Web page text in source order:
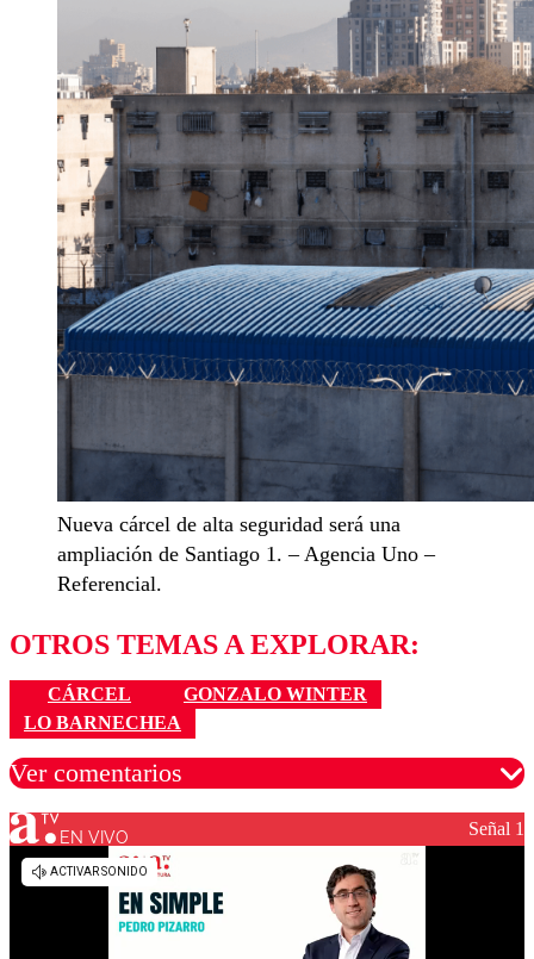
Nueva cárcel de alta seguridad será una
ampliación de Santiago 1. – Agencia Uno –
Referencial.
OTROS TEMAS A EXPLORAR:
CÁRCEL
GONZALO WINTER
LO BARNECHEA
Ver comentarios
Los comentarios son moderados para garantizar un
diálogo respetuoso.
EN VIVO Señal 1